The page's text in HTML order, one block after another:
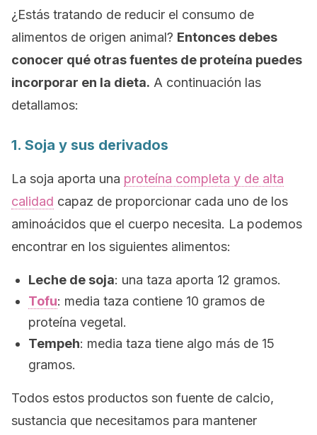
¿Estás tratando de reducir el consumo de
alimentos de origen animal? Entonces debes
conocer qué otras fuentes de proteína puedes
incorporar en la dieta. A continuación las
detallamos:
1. Soja y sus derivados
La soja aporta una proteína completa y de alta
calidad capaz de proporcionar cada uno de los
aminoácidos que el cuerpo necesita. La podemos
encontrar en los siguientes alimentos:
Leche de soja: una taza aporta 12 gramos.
Tofu: media taza contiene 10 gramos de
proteína vegetal.
Tempeh: media taza tiene algo más de 15
gramos.
Todos estos productos son fuente de calcio,
sustancia que necesitamos para mantener